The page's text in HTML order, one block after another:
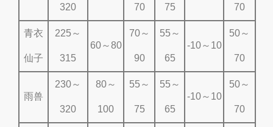
320 70 75 70
青衣
仙子
225～
315
60～80
70～
90
55～
65
-10～10
50～
70
雨兽
230～
320
80～
100
55～
75
55～
65
-10～10
50～
70